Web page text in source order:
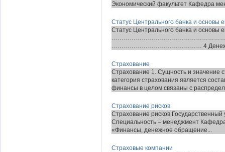
Экономический факультет Кафедра
Статус Центрального банка и основы
Статус Центрального банка и основы
……………………………………… 4
Страхование
Страхование 1. Сущность и значение
категория страхования является
финансы в целом связаны с
Страхование рисков
Страхование рисков
Специальность – менеджмент
«Финансы, денежное обращение...
Страховые компании